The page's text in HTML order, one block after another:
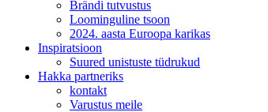
Brändi tutvustus
Loominguline tsoon
2024. aasta Euroopa karikas
Inspiratsioon
Suured unistuste tüdrukud
Hakka partneriks
kontakt
Varustus meile